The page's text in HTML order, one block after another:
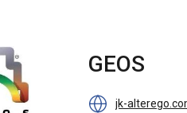
GEOS
 jk-